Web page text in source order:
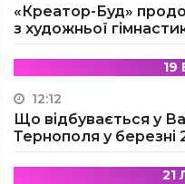
«Креатор-Буд»
з художньої
19
12:12
Що відбувається у
Тернополя у березні
21